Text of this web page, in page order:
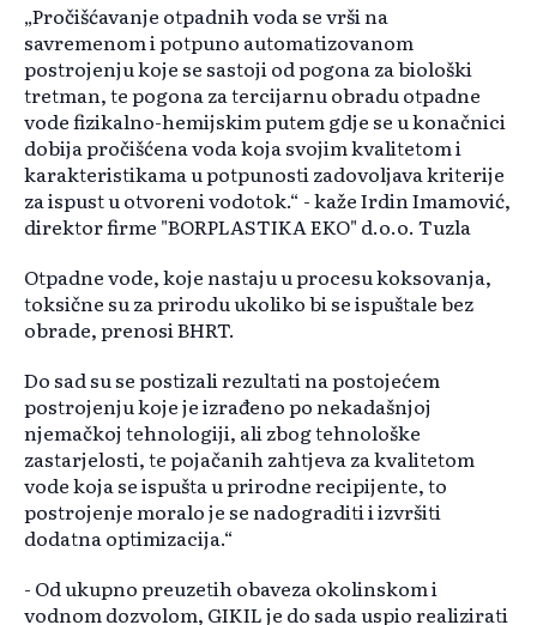
„Pročišćavanje otpadnih voda se vrši na
savremenom i potpuno automatizovanom
postrojenju koje se sastoji od pogona za biološki
tretman, te pogona za tercijarnu obradu otpadne
vode fizikalno-hemijskim putem gdje se u konačnici
dobija pročišćena voda koja svojim kvalitetom i
karakteristikama u potpunosti zadovoljava kriterije
za ispust u otvoreni vodotok.“ - kaže Irdin Imamović,
direktor firme "BORPLASTIKA EKO" d.o.o. Tuzla
Otpadne vode, koje nastaju u procesu koksovanja,
toksične su za prirodu ukoliko bi se ispuštale bez
obrade, prenosi BHRT.
Do sad su se postizali rezultati na postojećem
postrojenju koje je izrađeno po nekadašnjoj
njemačkoj tehnologiji, ali zbog tehnološke
zastarjelosti, te pojačanih zahtjeva za kvalitetom
vode koja se ispušta u prirodne recipijente, to
postrojenje moralo je se nadograditi i izvršiti
dodatna optimizacija.“
- Od ukupno preuzetih obaveza okolinskom i
vodnom dozvolom, GIKIL je do sada uspio realizirati